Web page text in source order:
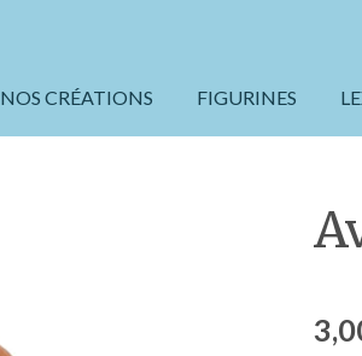
NOS CRÉATIONS FIGURINES